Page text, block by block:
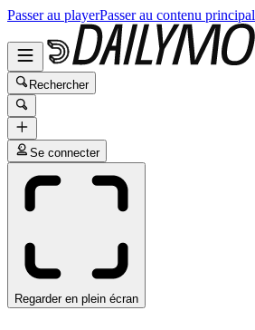
Passer au playerPasser au contenu principal
Rechercher
Se connecter
Regarder en plein écran